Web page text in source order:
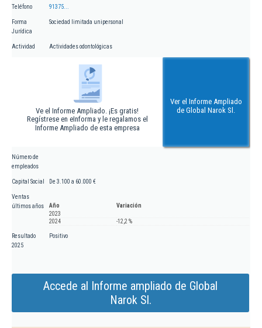
Teléfono 91375...
Forma
Jurídica
Sociedad limitada unipersonal
Actividad Actividades odontológicas
Ve el Informe Ampliado. ¡Es gratis!
Regístrese en eInforma y le regalamos el
Informe Ampliado de esta empresa
Ver el Informe Ampliado
de Global Narok Sl.
Número de
empleados
Capital Social De 3.100 a 60.000 €
Ventas
últimos años
Año
Variación
2023
2024
-12,2 %
Resultado
2025
Positivo
Accede al Informe ampliado de Global
Narok Sl.